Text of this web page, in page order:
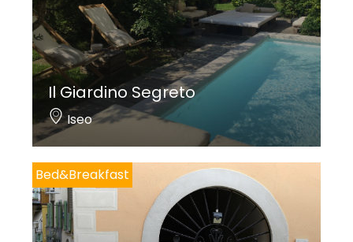
Il Giardino Segreto
Iseo
Bed&Breakfast